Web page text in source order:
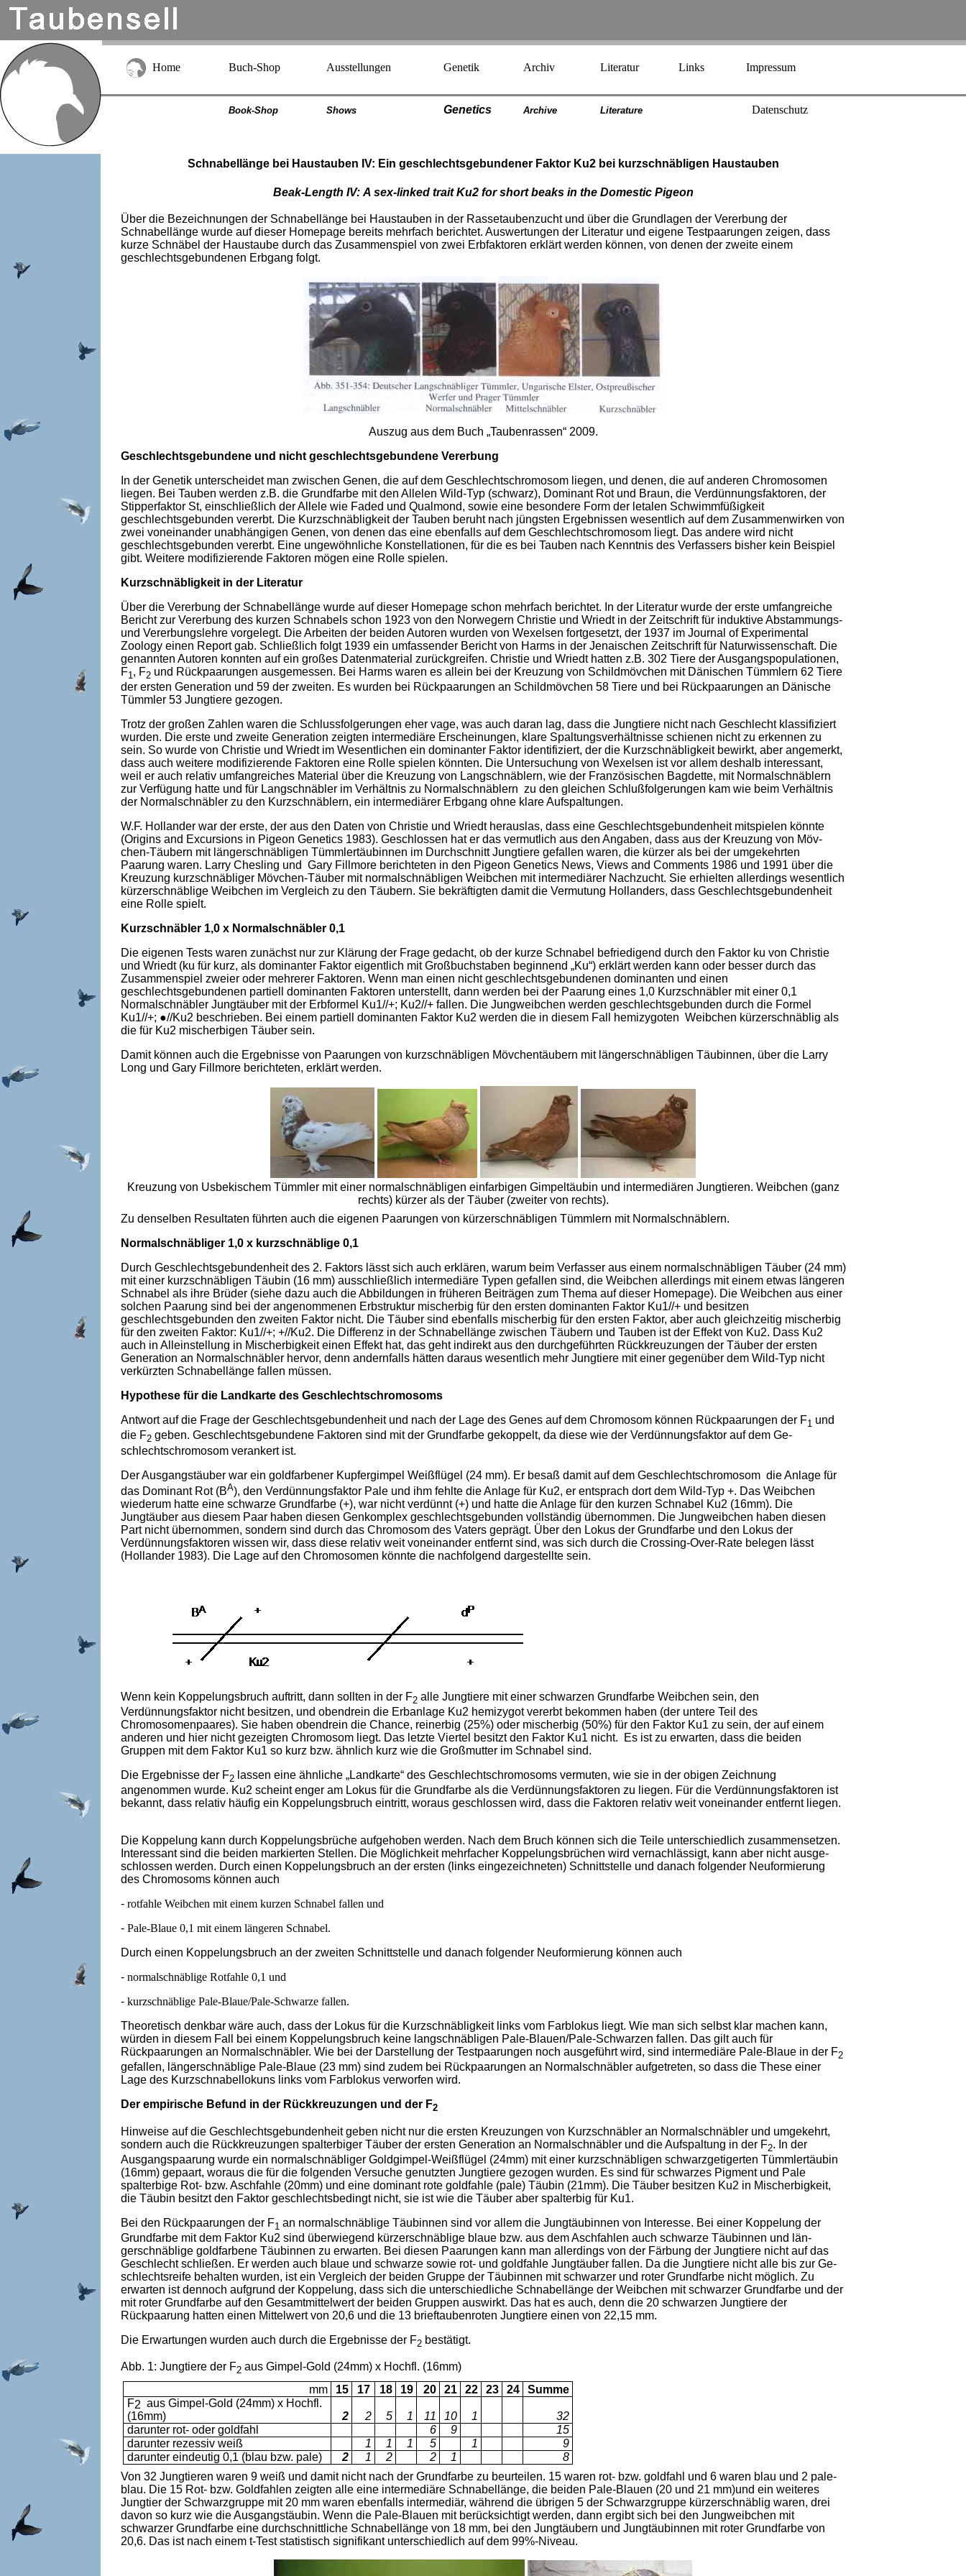
Home Buch-Shop Ausstellungen Genetik Archiv Literatur Links Impressum
Book-Shop Shows Genetics Archive Literature Datenschutz
Schnabellänge bei Haustauben IV: Ein geschlechtsgebundener Faktor Ku2 bei kurzschnäbligen Haustauben
Beak-Length IV: A sex-linked trait Ku2 for short beaks in the Domestic Pigeon
Über die Bezeichnungen der Schnabellänge bei Haustauben in der Rassetaubenzucht und über die Grundlagen der Vererbung der
Schnabellänge wurde auf dieser Homepage bereits mehr­fach berichtet. Auswertungen der Literatur und eigene Testpaarungen zeigen, dass
kurze Schnäbel der Haustaube durch das Zusammenspiel von zwei Erbfaktoren erklärt werden kön­nen, von denen der zweite einem
geschlechtsgebundenen Erbgang folgt.
Auszug aus dem Buch „Taubenrassen“ 2009.
Geschlechtsgebundene und nicht geschlechtsgebundene Vererbung
In der Genetik unterscheidet man zwischen Genen, die auf dem Geschlechtschromosom lie­gen, und denen, die auf anderen Chromosomen
liegen. Bei Tauben werden z.B. die Grund­farbe mit den Allelen Wild-Typ (schwarz), Dominant Rot und Braun, die Verdünnungsfakto­ren, der
Stipperfaktor St, einschließlich der Allele wie Faded und Qualmond, sowie eine beson­dere Form der letalen Schwimmfüßigkeit
geschlechtsgebunden vererbt. Die Kurzschnäblig­keit der Tauben beruht nach jüngsten Ergebnissen wesentlich auf dem Zusammenwirken von
zwei voneinander unabhängigen Genen, von denen das eine ebenfalls auf dem Geschlechts­chromosom liegt. Das andere wird nicht
geschlechtsgebunden vererbt. Eine ungewöhnliche Konstellationen, für die es bei Tauben nach Kenntnis des Verfassers bisher kein Beispiel
gibt. Weitere modifizierende Faktoren mögen eine Rolle spielen.
Kurzschnäbligkeit in der Literatur
Über die Vererbung der Schnabellänge wurde auf dieser Homepage schon mehrfach berichtet. In der Literatur wurde der erste umfangreiche
Bericht zur Vererbung des kurzen Schnabels schon 1923 von den Norwegern Christie und Wriedt in der Zeitschrift für induktive Abstam­mungs-
und Vererbungslehre vorgelegt. Die Arbeiten der beiden Autoren wurden von Wexel­sen fortgesetzt, der 1937 im Journal of Experimental
Zoology einen Report gab. Schließlich folgt 1939 ein umfassender Bericht von Harms in der Jenaischen Zeitschrift für Naturwissen­schaft. Die
genannten Autoren konnten auf ein großes Datenmaterial zurückgreifen. Christie und Wriedt hatten z.B. 302 Tiere der Ausgangspopulationen,
F1, F2 und Rückpaarungen aus­gemessen. Bei Harms waren es allein bei der Kreuzung von Schildmövchen mit Dänischen Tümmlern 62 Tiere
der ersten Generation und 59 der zweiten. Es wurden bei Rückpaarungen an Schildmövchen 58 Tiere und bei Rückpaarungen an Dänische
Tümmler 53 Jungtiere gezo­gen.
Trotz der großen Zahlen waren die Schlussfolgerungen eher vage, was auch daran lag, dass die Jungtiere nicht nach Geschlecht klassifiziert
wurden. Die erste und zweite Generation zeigten intermediäre Erscheinungen, klare Spaltungsverhältnisse schienen nicht zu erkennen zu
sein. So wurde von Christie und Wriedt im Wesentlichen ein dominanter Faktor identifi­ziert, der die Kurzschnäbligkeit bewirkt, aber angemerkt,
dass auch weitere modifizierende Faktoren eine Rolle spielen könnten. Die Untersuchung von Wexelsen ist vor allem deshalb interessant,
weil er auch relativ umfangreiches Material über die Kreuzung von Langschnäblern, wie der Französischen Bagdette, mit Normalschnäblern
zur Verfügung hatte und für Langschnäbler im Verhältnis zu Normalschnäblern zu den gleichen Schlußfolgerun­gen kam wie beim Verhältnis
der Normalschnäbler zu den Kurzschnäblern, ein intermediärer Erbgang ohne klare Aufspaltungen.
W.F. Hollander war der erste, der aus den Daten von Christie und Wriedt herauslas, dass eine Geschlechtsgebundenheit mitspielen könnte
(Origins and Excursions in Pigeon Genetics 1983). Geschlossen hat er das vermutlich aus den Angaben, dass aus der Kreuzung von Möv­
chen-Täubern mit längerschnäbligen Tümmlertäubinnen im Durchschnitt Jungtiere gefallen waren, die kürzer als bei der umgekehrten
Paarung waren. Larry Chesling und Gary Fillmore berichteten in den Pigeon Genetics News, Views and Comments 1986 und 1991 über die
Kreuzung kurzschnäbliger Mövchen-Täuber mit normalschnäbligen Weibchen mit intermedi­ärer Nachzucht. Sie erhielten allerdings wesentlich
kürzerschnäblige Weibchen im Vergleich zu den Täubern. Sie bekräftigten damit die Vermutung Hollanders, dass Geschlechtsgebun­denheit
eine Rolle spielt.
Kurzschnäbler 1,0 x Normalschnäbler 0,1
Die eigenen Tests waren zunächst nur zur Klärung der Frage gedacht, ob der kurze Schnabel befriedigend durch den Faktor ku von Christie
und Wriedt (ku für kurz, als dominanter Faktor eigentlich mit Großbuchstaben beginnend „Ku“) erklärt werden kann oder besser durch das
Zusammenspiel zweier oder mehrerer Faktoren. Wenn man einen nicht geschlechtsgebunde­nen dominanten und einen
geschlechtsgebundenen partiell dominanten Faktoren unterstellt, dann werden bei der Paarung eines 1,0 Kurzschnäbler mit einer 0,1
Normalschnäbler Jung­täuber mit der Erbformel Ku1//+; Ku2//+ fallen. Die Jungweibchen werden geschlechtsge­bunden durch die Formel
Ku1//+; ●//Ku2 beschrieben. Bei einem partiell dominanten Faktor Ku2 werden die in diesem Fall hemizygoten Weibchen kürzerschnäblig als
die für Ku2 mischerbigen Täuber sein.
Damit können auch die Ergebnisse von Paarungen von kurzschnäbligen Mövchentäubern mit längerschnäbligen Täubinnen, über die Larry
Long und Gary Fillmore berichteten, erklärt werden.
Kreuzung von Usbekischem Tümmler mit einer normalschnäbligen einfarbigen Gimpeltäubin und intermediären Jungtieren. Weibchen (ganz
rechts) kürzer als der Täuber (zweiter von rechts).
Zu denselben Resultaten führten auch die eigenen Paarungen von kürzerschnäbligen Tümm­lern mit Normalschnäblern.
Normalschnäbliger 1,0 x kurzschnäblige 0,1
Durch Geschlechtsgebundenheit des 2. Faktors lässt sich auch erklären, warum beim Verfas­ser aus einem normalschnäbligen Täuber (24 mm)
mit einer kurzschnäbligen Täubin (16 mm) ausschließlich intermediäre Typen gefallen sind, die Weibchen allerdings mit einem etwas längeren
Schnabel als ihre Brüder (siehe dazu auch die Abbildungen in früheren Beiträgen zum Thema auf dieser Homepage). Die Weibchen aus einer
solchen Paarung sind bei der an­genommenen Erbstruktur mischerbig für den ersten dominanten Faktor Ku1//+ und besitzen
geschlechtsgebunden den zweiten Faktor nicht. Die Täuber sind ebenfalls mischerbig für den ersten Faktor, aber auch gleichzeitig mischerbig
für den zweiten Faktor: Ku1//+; +//Ku2. Die Differenz in der Schnabellänge zwischen Täubern und Tauben ist der Effekt von Ku2. Dass Ku2
auch in Alleinstellung in Mischerbigkeit einen Effekt hat, das geht indirekt aus den durchgeführten Rückkreuzungen der Täuber der ersten
Generation an Normalschnäbler her­vor, denn andernfalls hätten daraus wesentlich mehr Jungtiere mit einer gegenüber dem Wild-Typ nicht
verkürzten Schnabellänge fallen müssen.
Hypothese für die Landkarte des Geschlechtschromosoms
Antwort auf die Frage der Geschlechtsgebundenheit und nach der Lage des Genes auf dem Chromosom können Rückpaarungen der F1 und
die F2geben. Geschlechtsgebundene Fakto­ren sind mit der Grundfarbe gekoppelt, da diese wie der Verdünnungsfaktor auf dem Ge­
schlechtschromosom verankert ist.
Der Ausgangstäuber war ein goldfarbener Kupfergimpel Weißflügel (24 mm). Er besaß damit auf dem Geschlechtschromosom die Anlage für
das Dominant Rot (BA), den Verdünnungs­faktor Pale und ihm fehlte die Anlage für Ku2, er entsprach dort dem Wild-Typ +. Das Weib­chen
wiederum hatte eine schwarze Grundfarbe (+), war nicht verdünnt (+) und hatte die An­lage für den kurzen Schnabel Ku2 (16mm). Die
Jungtäuber aus diesem Paar haben diesen Genkomplex geschlechtsgebunden vollständig übernommen. Die Jungweibchen haben diesen
Part nicht übernommen, sondern sind durch das Chromosom des Vaters geprägt. Über den Lokus der Grundfarbe und den Lokus der
Verdünnungsfaktoren wissen wir, dass diese relativ weit voneinander entfernt sind, was sich durch die Crossing-Over-Rate belegen lässt
(Hollan­der 1983). Die Lage auf den Chromosomen könnte die nachfolgend dargestellte sein.
Wenn kein Koppelungsbruch auftritt, dann sollten in der F2 alle Jungtiere mit einer schwarzen Grundfarbe Weibchen sein, den
Verdünnungsfaktor nicht besitzen, und obendrein die Erban­lage Ku2 hemizygot vererbt bekommen haben (der untere Teil des
Chromosomenpaares). Sie haben obendrein die Chance, reinerbig (25%) oder mischerbig (50%) für den Faktor Ku1 zu sein, der auf einem
anderen und hier nicht gezeigten Chromosom liegt. Das letzte Viertel besitzt den Faktor Ku1 nicht. Es ist zu erwarten, dass die beiden
Gruppen mit dem Faktor Ku1 so kurz bzw. ähnlich kurz wie die Großmutter im Schnabel sind.
Die Ergebnisse der F2lassen eine ähnliche „Landkarte“ des Geschlechtschromosoms vermu­ten, wie sie in der obigen Zeichnung
angenommen wurde. Ku2 scheint enger am Lokus für die Grundfarbe als die Verdünnungsfaktoren zu liegen. Für die Verdünnungsfaktoren ist
be­kannt, dass relativ häufig ein Koppelungsbruch eintritt, woraus geschlossen wird, dass die Faktoren relativ weit voneinander entfernt liegen.
Die Koppelung kann durch Koppelungsbrüche aufgehoben werden. Nach dem Bruch können sich die Teile unterschiedlich zusammensetzen.
Interessant sind die beiden markierten Stellen. Die Möglichkeit mehrfacher Koppelungsbrüchen wird vernachlässigt, kann aber nicht ausge­
schlossen werden. Durch einen Koppelungsbruch an der ersten (links eingezeichneten) Schnittstelle und danach folgender Neuformierung
des Chromosoms können auch
- rotfahle Weibchen mit einem kurzen Schnabel fallen und
- Pale-Blaue 0,1 mit einem längeren Schnabel.
Durch einen Koppelungsbruch an der zweiten Schnittstelle und danach folgender Neuformie­rung können auch
- normalschnäblige Rotfahle 0,1 und
- kurzschnäblige Pale-Blaue/Pale-Schwarze fallen.
Theoretisch denkbar wäre auch, dass der Lokus für die Kurzschnäbligkeit links vom Farblo­kus liegt. Wie man sich selbst klar machen kann,
würden in diesem Fall bei einem Koppe­lungsbruch keine langschnäbligen Pale-Blauen/Pale-Schwarzen fallen. Das gilt auch für
Rückpaarungen an Normalschnäbler. Wie bei der Darstellung der Testpaarungen noch ausgeführt wird, sind intermediäre Pale-Blaue in der F2
gefallen, längerschnäblige Pale-Blaue (23 mm) sind zudem bei Rückpaarungen an Normalschnäbler aufgetreten, so dass die These einer
Lage des Kurzschnabellokuns links vom Farblokus verworfen wird.
Der empirische Befund in der Rückkreuzungen und der F2
Hinweise auf die Geschlechtsgebundenheit geben nicht nur die ersten Kreuzungen von Kurzschnäbler an Normalschnäbler und umgekehrt,
sondern auch die Rückkreuzungen spalt­erbiger Täuber der ersten Generation an Normalschnäbler und die Aufspaltung in der F2. In der
Ausgangspaarung wurde ein normalschnäbliger Goldgimpel-Weißflügel (24mm) mit einer kurzschnäbligen schwarzgetigerten Tümmlertäubin
(16mm) gepaart, woraus die für die fol­genden Versuche genutzten Jungtiere gezogen wurden. Es sind für schwarzes Pigment und Pale
spalterbige Rot- bzw. Aschfahle (20mm) und eine dominant rote goldfahle (pale) Täubin (21mm). Die Täuber besitzen Ku2 in Mischerbigkeit,
die Täubin besitzt den Faktor ge­schlechtsbedingt nicht, sie ist wie die Täuber aber spalterbig für Ku1.
Bei den Rückpaarungen der F1 an normalschnäblige Täubinnen sind vor allem die Jungtäubinnen von Interesse. Bei einer Koppelung der
Grundfarbe mit dem Faktor Ku2 sind überwiegend kürzerschnäblige blaue bzw. aus dem Aschfahlen auch schwarze Täubinnen und län­
gerschnäblige goldfarbene Täubinnen zu erwarten. Bei diesen Paarungen kann man allerdings von der Färbung der Jungtiere nicht auf das
Geschlecht schließen. Er werden auch blaue und schwarze sowie rot- und goldfahle Jungtäuber fallen. Da die Jungtiere nicht alle bis zur Ge­
schlechtsreife behalten wurden, ist ein Vergleich der beiden Gruppe der Täubinnen mit schwarzer und roter Grundfarbe nicht möglich. Zu
erwarten ist dennoch aufgrund der Kop­pelung, dass sich die unterschiedliche Schnabellänge der Weibchen mit schwarzer Grundfarbe und der
mit roter Grundfarbe auf den Gesamtmittelwert der beiden Gruppen auswirkt. Das hat es auch, denn die 20 schwarzen Jungtiere der
Rückpaarung hatten einen Mittelwert von 20,6 und die 13 brieftaubenroten Jungtiere einen von 22,15 mm.
Die Erwartungen wurden auch durch die Ergebnisse der F2bestätigt.
Abb. 1: Jungtiere der F2aus Gimpel-Gold (24mm) x Hochfl. (16mm)
mm
15 17 18 19 20 21 22 23 24
Summe
F2 aus Gimpel-Gold (24mm) x Hochfl.
(16mm)
2 2 5 1 11 10 1
32
darunter rot- oder goldfahl
6 9
15
darunter rezessiv weiß
1 1 1 5 1
9
darunter eindeutig 0,1 (blau bzw. pale)
2 1 2 2 1
8
Von 32 Jungtieren waren 9 weiß und damit nicht nach der Grundfarbe zu beurteilen. 15 waren rot- bzw. goldfahl und 6 waren blau und 2 pale-
blau. Die 15 Rot- bzw. Goldfahlen zeigten alle eine intermediäre Schnabellänge, die beiden Pale-Blauen (20 und 21 mm)und ein weiteres
Jungtier der Schwarz­gruppe mit 20 mm waren ebenfalls intermediär, während die übrigen 5 der Schwarzgruppe kürzer­schnäblig waren, drei
davon so kurz wie die Ausgangstäubin. Wenn die Pale-Blauen mit be­rücksichtigt werden, dann ergibt sich bei den Jungweibchen mit
schwarzer Grundfarbe eine durchschnittliche Schnabellänge von 18 mm, bei den Jungtäubern und Jungtäubinnen mit ro­ter Grundfarbe von
20,6. Das ist nach einem t-Test statistisch signifikant unterschiedlich auf dem 99%-Niveau.